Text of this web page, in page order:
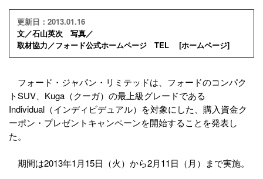
更新日：2013.01.16
文／石山英次 写真／
取材協力／フォード公式ホームページ TEL [ホームページ]
フォード・ジャパン・リミテッドは、フォードのコンパク
トSUV、Kuga（クーガ）の最上級グレードである
Individual（インディビデュアル）を対象にした、購入資金ク
ーポン・プレゼントキャンペーンを開始することを発表し
た。
期間は2013年1月15日（火）から2月11日（月）まで実施。